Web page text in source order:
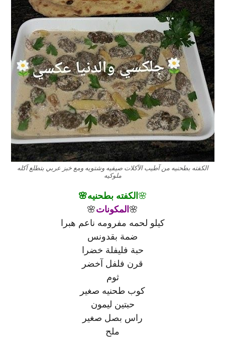
الكفته بطحنيه من آطيب الآكلات صيفيه وشتويه ومع خبز عربي بتطلع آكله
ملوكيه
🌸 الكفته بطحنيه🌸
🌸 المكونات🌸
كيلو لحمه مفرومه ناعم هبرا
ضمة بقدونس
حبة فليفلة خضرا
قرن فلفل آخضر
ثوم
كوب طحنيه صغير
حبتين ليمون
راس بصل صغير
ملح